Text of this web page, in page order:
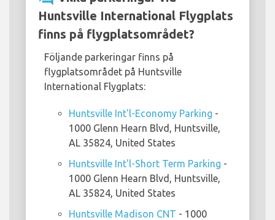
Huntsville International Flygplats
finns på flygplatsområdet?
Följande parkeringar finns på
flygplatsområdet på Huntsville
International Flygplats:
Huntsville Int'l-Economy Parking -
1000 Glenn Hearn Blvd, Huntsville,
AL 35824, United States
Huntsville Int'l-Short Term Parking -
1000 Glenn Hearn Blvd, Huntsville,
AL 35824, United States
Huntsville Madison CNT - 1000